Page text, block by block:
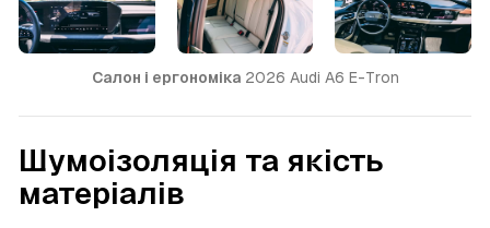
Салон і ергономіка 2026 Audi A6 E-Tron
Шумоізоляція та якість
матеріалів